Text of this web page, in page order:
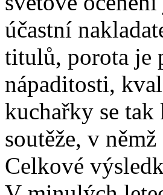
účastní
titulů, porota je
nápaditosti,
kuchařky se
soutěže, v
Celkové